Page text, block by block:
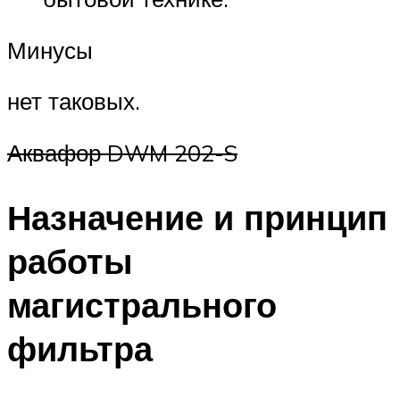
Минусы
нет таковых.
Аквафор DWM 202-S
Назначение и принцип
работы
магистрального
фильтра